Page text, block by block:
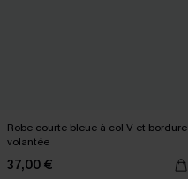
Robe courte bleue à col V et bordure
volantée
37,00 €